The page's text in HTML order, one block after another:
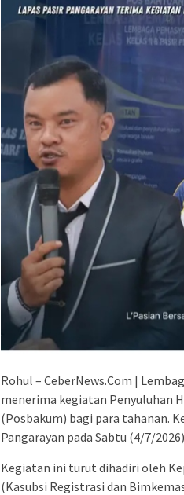
Rohul – CeberNews.Com |
menerima kegiatan Penyuluhan
(Posbakum) bagi para tahanan.
Pangarayan pada Sabtu (4/7/
Kegiatan ini turut dihadiri oleh
(Kasubsi Registrasi dan